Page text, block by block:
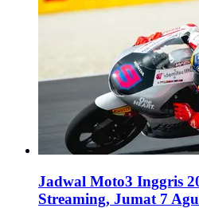
Jadwal Moto3 Inggris
Streaming, Jumat 7